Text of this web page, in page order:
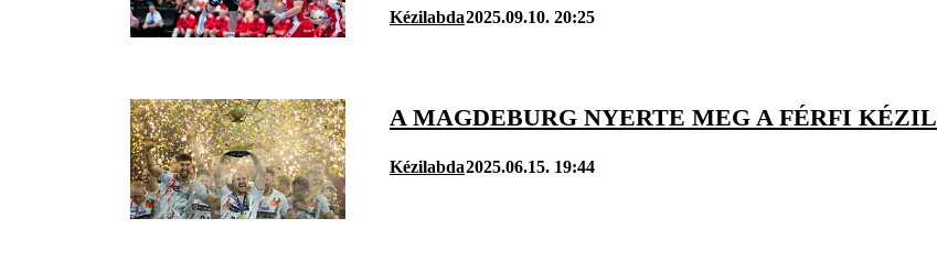
Kézilabda2025.09.10. 20:25
A MAGDEBURG NYERTE MEG A FÉRFI
Kézilabda2025.06.15. 19:44